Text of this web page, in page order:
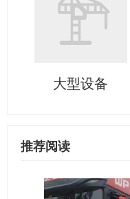
大型设备
推荐阅读